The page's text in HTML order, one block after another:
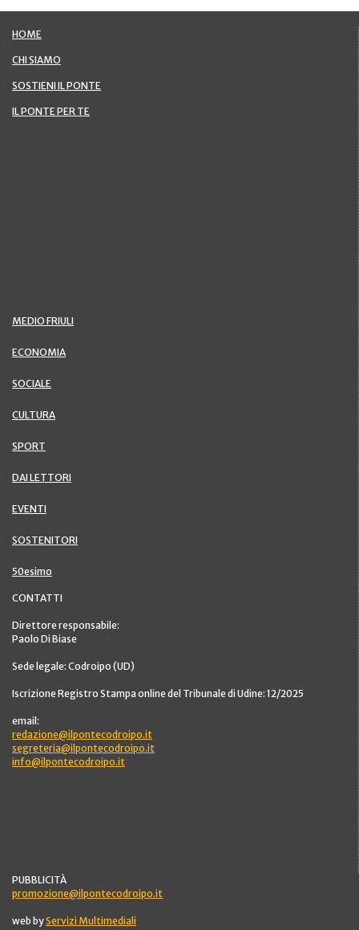
HOME
CHI SIAMO
SOSTIENI IL PONTE
IL PONTE PER TE
MEDIO FRIULI
ECONOMIA
SOCIALE
CULTURA
SPORT
DAI LETTORI
EVENTI
SOSTENITORI
50esimo
CONTATTI
Direttore responsabile:
Paolo Di Biase
Sede legale: Codroipo (UD)
Iscrizione Registro Stampa online del Tribunale di Udine: 12/2025
email:
redazione@ilpontecodroipo.it
segreteria@ilpontecodroipo.it
info@ilpontecodroipo.it
PUBBLICITÀ
promozione@ilpontecodroipo.it
web byServizi Multimediali